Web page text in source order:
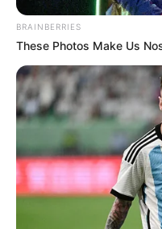
Selección como líder del
Lo malo:
De nuevo a Colombia le
pesados de Sudamérica
estadística de los
un partido a Argentina.
Juan Guillermo
ningún aporte en ataque
le costó un gol a
BRAINBERRIES
These Photos Make Us